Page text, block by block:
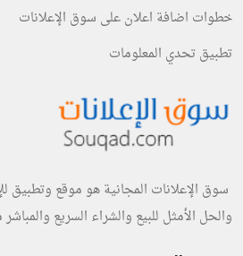
خطوات اضافة اعلان على سوق الإعلانات
تطبيق تحدي المعلومات
سوق الإعلانات المجانية هو موقع وتطبيق
والحل الأمثل للبيع والشراء السريع